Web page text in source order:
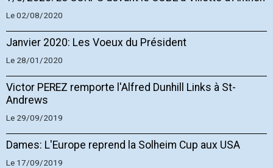
Le 02/08/2020
Janvier 2020: Les Voeux du Président
Le 28/01/2020
Victor PEREZ remporte l'Alfred Dunhill Links à St-
Andrews
Le 29/09/2019
Dames: L'Europe reprend la Solheim Cup aux USA
Le 17/09/2019